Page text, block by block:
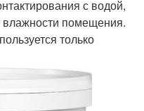
с водой,
влажности помещения.
только